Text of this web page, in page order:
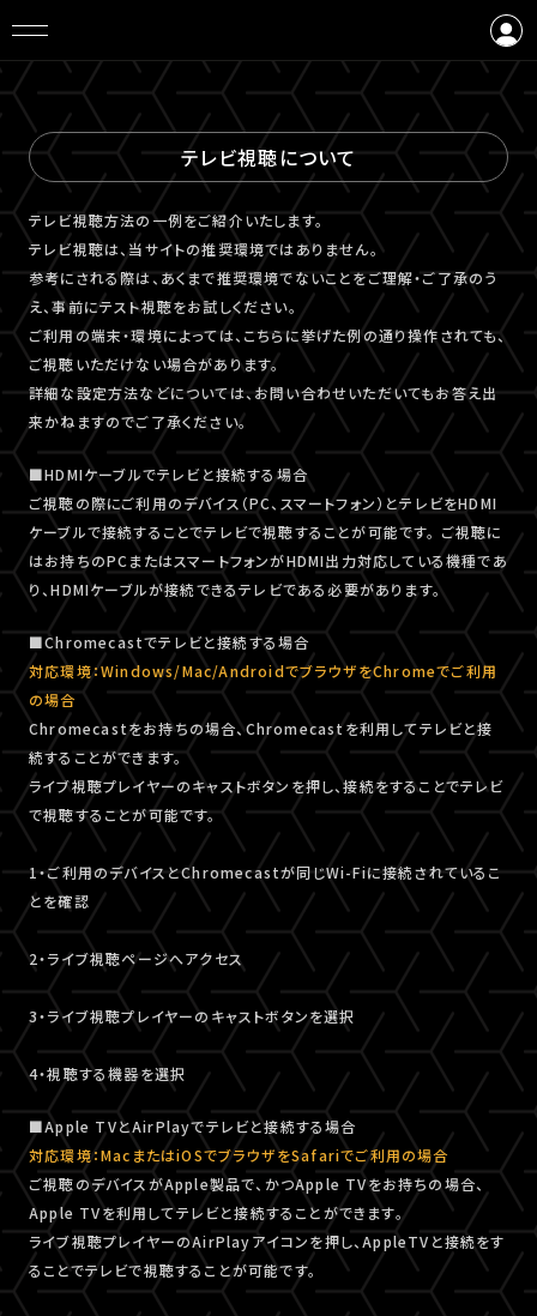
会員登録
テレビ視聴について
テレビ視聴⽅法の⼀例をご紹介いたします。
テレビ視聴は、当サイトの推奨環境ではありません。
参考にされる際は、あくまで推奨環境でないことをご理解・ご了承のう
え、事前にテスト視聴をお試しください。
ご利⽤の端末・環境によっては、こちらに挙げた例の通り操作されても、
ご視聴いただけない場合があります。
詳細な設定⽅法などについては、お問い合わせいただいてもお答え出
来かねますのでご了承ください。
■HDMIケーブルでテレビと接続する場合
ご視聴の際にご利用のデバイス（PC、スマートフォン）とテレビをHDMI
ケーブルで接続することでテレビで視聴することが可能です。 ご視聴に
はお持ちのPCまたはスマートフォンがHDMI出力対応している機種であ
り、HDMIケーブルが接続できるテレビである必要があります。
■Chromecastでテレビと接続する場合
対応環境：Windows/Mac/AndroidでブラウザをChromeでご利用
の場合
Chromecastをお持ちの場合、Chromecastを利用してテレビと接
続することができます。
ライブ視聴プレイヤーのキャストボタンを押し、接続をすることでテレビ
で視聴することが可能です。
1・ご利用のデバイスとChromecastが同じWi-Fiに接続されているこ
とを確認
2・ライブ視聴ページへアクセス
3・ライブ視聴プレイヤーのキャストボタンを選択
4・視聴する機器を選択
■Apple TVとAirPlayでテレビと接続する場合
対応環境：MacまたはiOSでブラウザをSafariでご利用の場合
ご視聴のデバイスがApple製品で、かつApple TVをお持ちの場合、
Apple TVを利用してテレビと接続することができます。
ライブ視聴プレイヤーのAirPlayアイコンを押し、AppleTVと接続をす
ることでテレビで視聴することが可能です。